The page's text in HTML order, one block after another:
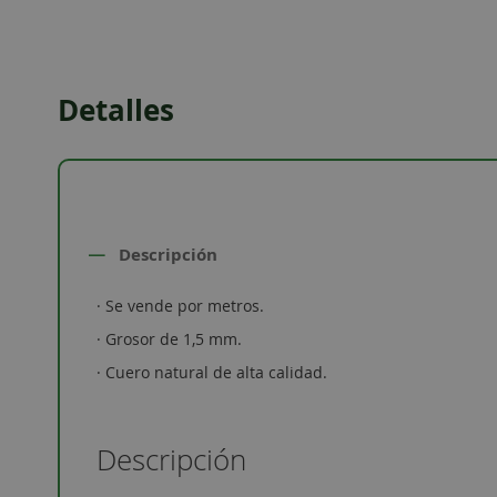
the
images
Detalles
Descripción
· Se vende por metros.
· Grosor de 1,5 mm.
· Cuero natural de alta calidad.
Descripción